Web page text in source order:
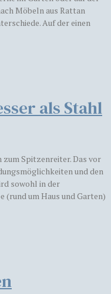
Möbeln aus Rattan
Auf der einen
als Stahl
Spitzenreiter. Das vor
und den
sowohl in der
um Haus und Garten)